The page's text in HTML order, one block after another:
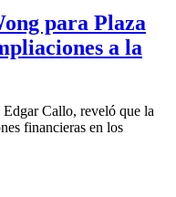
para Plaza
a la
Callo, reveló que la
financieras en los